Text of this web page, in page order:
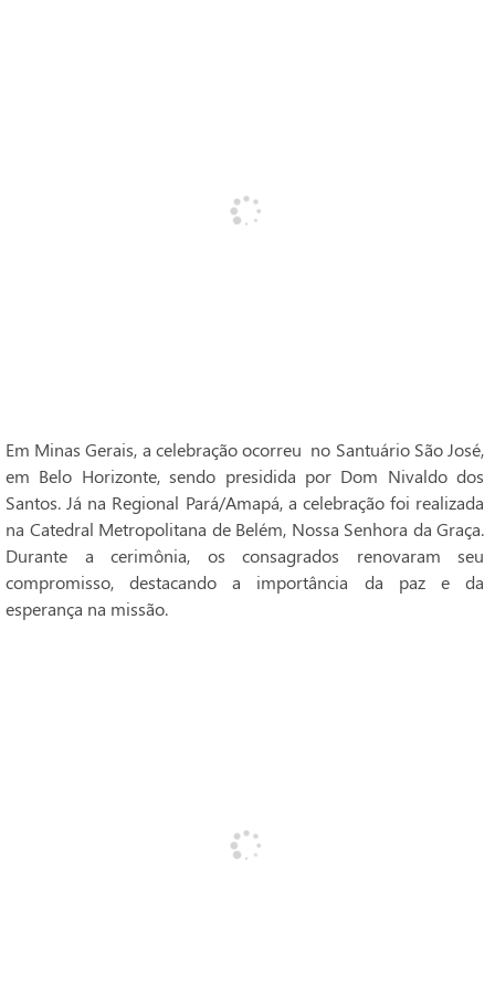
Em Minas Gerais, a celebração ocorreu no Santuário São José,
em Belo Horizonte, sendo presidida por Dom Nivaldo dos
Santos. Já na Regional Pará/Amapá, a celebração foi realizada
na Catedral Metropolitana de Belém, Nossa Senhora da Graça.
Durante a cerimônia, os consagrados renovaram seu
compromisso, destacando a importância da paz e da
esperança na missão.